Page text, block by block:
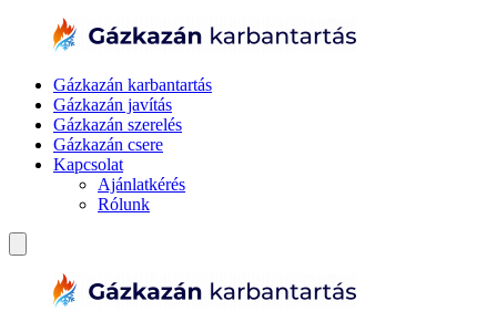
Gázkazán karbantartás
Gázkazán javítás
Gázkazán szerelés
Gázkazán csere
Kapcsolat
Ajánlatkérés
Rólunk